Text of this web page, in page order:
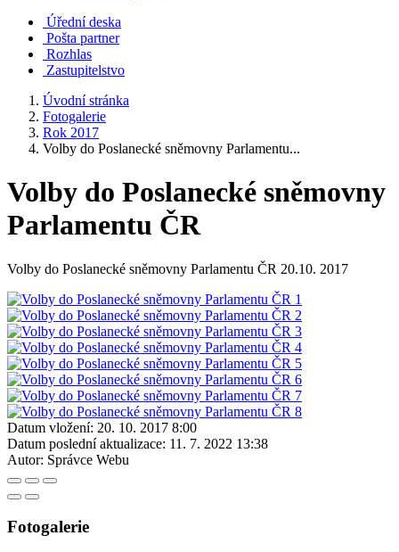
Úřední deska
Pošta partner
Rozhlas
Zastupitelstvo
Úvodní stránka
Fotogalerie
Rok 2017
Volby do Poslanecké sněmovny Parlamentu...
Volby do Poslanecké sněmovny
Parlamentu ČR
Volby do Poslanecké sněmovny Parlamentu ČR 20.10. 2017
Datum vložení: 20. 10. 2017 8:00
Datum poslední aktualizace: 11. 7. 2022 13:38
Autor: Správce Webu
Fotogalerie